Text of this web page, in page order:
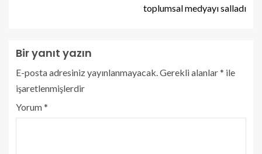
toplumsal medyayı salladı
Bir yanıt yazın
E-posta adresiniz yayınlanmayacak. Gerekli alanlar* ile
işaretlenmişlerdir
Yorum*